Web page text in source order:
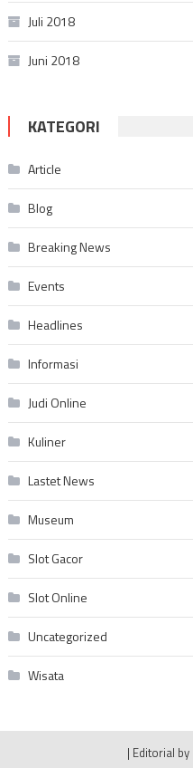
Juli 2018
Juni 2018
KATEGORI
Article
Blog
Breaking News
Events
Headlines
Informasi
Judi Online
Kuliner
Lastet News
Museum
Slot Gacor
Slot Online
Uncategorized
Wisata
| Editorial by